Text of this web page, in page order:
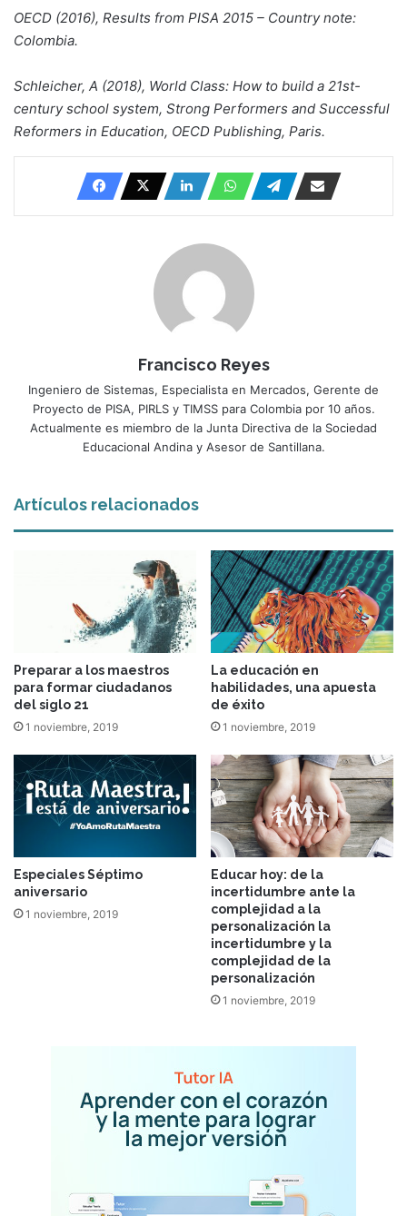
OECD (2016), Results from PISA 2015 – Country note:
Colombia.
Schleicher, A (2018), World Class: How to build a 21st-
century school system, Strong Performers and Successful
Reformers in Education, OECD Publishing, Paris.
Francisco Reyes
Ingeniero de Sistemas, Especialista en Mercados, Gerente de
Proyecto de PISA, PIRLS y TIMSS para Colombia por 10 años.
Actualmente es miembro de la Junta Directiva de la Sociedad
Educacional Andina y Asesor de Santillana.
Artículos relacionados
Preparar a los maestros
para formar ciudadanos
del siglo 21
1 noviembre, 2019
La educación en
habilidades, una apuesta
de éxito
1 noviembre, 2019
Especiales Séptimo
aniversario
1 noviembre, 2019
Educar hoy: de la
incertidumbre ante la
complejidad a la
personalización la
incertidumbre y la
complejidad de la
personalización
1 noviembre, 2019